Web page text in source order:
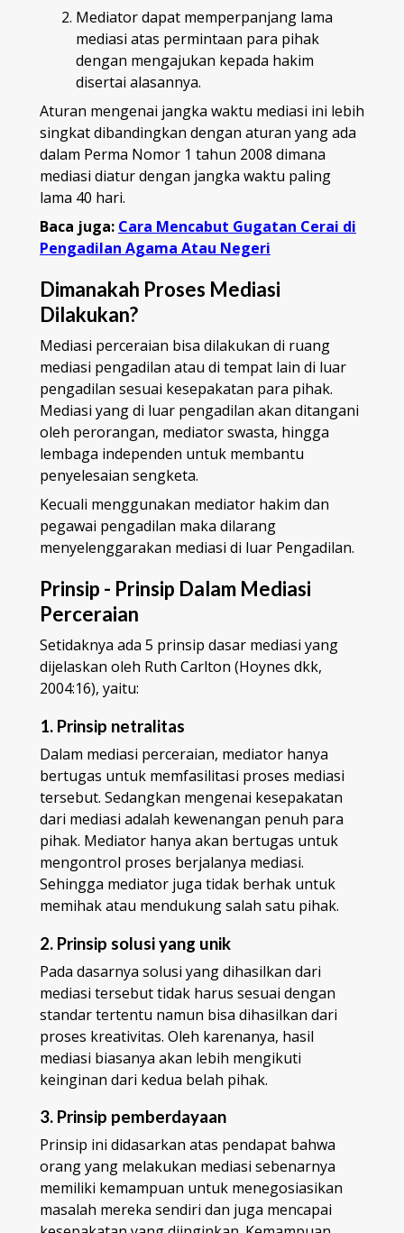
Mediator dapat memperpanjang lama
mediasi atas permintaan para pihak
dengan mengajukan kepada hakim
disertai alasannya.
Aturan mengenai jangka waktu mediasi ini lebih
singkat dibandingkan dengan aturan yang ada
dalam Perma Nomor 1 tahun 2008 dimana
mediasi diatur dengan jangka waktu paling
lama 40 hari.
Baca juga: Cara Mencabut Gugatan Cerai di
Pengadilan Agama Atau Negeri
Dimanakah Proses Mediasi
Dilakukan?
Mediasi perceraian bisa dilakukan di ruang
mediasi pengadilan atau di tempat lain di luar
pengadilan sesuai kesepakatan para pihak.
Mediasi yang di luar pengadilan akan ditangani
oleh perorangan, mediator swasta, hingga
lembaga independen untuk membantu
penyelesaian sengketa.
Kecuali menggunakan mediator hakim dan
pegawai pengadilan maka dilarang
menyelenggarakan mediasi di luar Pengadilan.
Prinsip - Prinsip Dalam Mediasi
Perceraian
Setidaknya ada 5 prinsip dasar mediasi yang
dijelaskan oleh Ruth Carlton (Hoynes dkk,
2004:16), yaitu:
1. Prinsip netralitas
Dalam mediasi perceraian, mediator hanya
bertugas untuk memfasilitasi proses mediasi
tersebut. Sedangkan mengenai kesepakatan
dari mediasi adalah kewenangan penuh para
pihak. Mediator hanya akan bertugas untuk
mengontrol proses berjalanya mediasi.
Sehingga mediator juga tidak berhak untuk
memihak atau mendukung salah satu pihak.
2. Prinsip solusi yang unik
Pada dasarnya solusi yang dihasilkan dari
mediasi tersebut tidak harus sesuai dengan
standar tertentu namun bisa dihasilkan dari
proses kreativitas. Oleh karenanya, hasil
mediasi biasanya akan lebih mengikuti
keinginan dari kedua belah pihak.
3. Prinsip pemberdayaan
Prinsip ini didasarkan atas pendapat bahwa
orang yang melakukan mediasi sebenarnya
memiliki kemampuan untuk menegosiasikan
masalah mereka sendiri dan juga mencapai